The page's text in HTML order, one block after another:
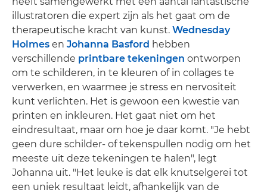
illustratoren die expert zijn als het gaat om de
therapeutische kracht van kunst. Wednesday
Holmes en Johanna Basford hebben
verschillende printbare tekeningen ontworpen
om te schilderen, in te kleuren of in collages te
verwerken, en waarmee je stress en nervositeit
kunt verlichten. Het is gewoon een kwestie van
printen en inkleuren. Het gaat niet om het
eindresultaat, maar om hoe je daar komt. "Je hebt
geen dure schilder- of tekenspullen nodig om het
meeste uit deze tekeningen te halen", legt
Johanna uit. "Het leuke is dat elk knutselgerei tot
een uniek resultaat leidt, afhankelijk van de